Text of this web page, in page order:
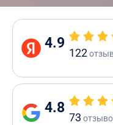
4.9
122
4.8
73